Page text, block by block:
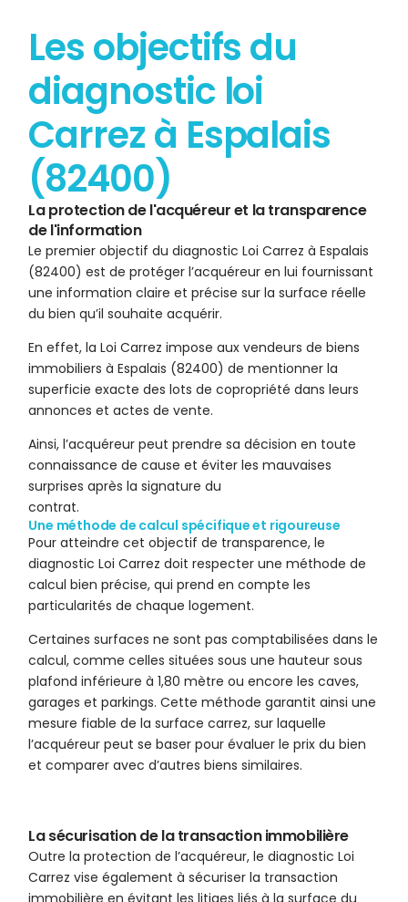
Les objectifs du
diagnostic loi
Carrez à Espalais
(82400)
La protection de l'acquéreur et la transparence
de l'information
Le premier objectif du diagnostic Loi Carrez à Espalais
(82400) est de protéger l’acquéreur en lui fournissant
une information claire et précise sur la surface réelle
du bien qu’il souhaite acquérir.
En effet, la Loi Carrez impose aux vendeurs de biens
immobiliers à Espalais (82400) de mentionner la
superficie exacte des lots de copropriété dans leurs
annonces et actes de vente.
Ainsi, l’acquéreur peut prendre sa décision en toute
connaissance de cause et éviter les mauvaises
surprises après la signature du
contrat.
Une méthode de calcul spécifique et rigoureuse
Pour atteindre cet objectif de transparence, le
diagnostic Loi Carrez doit respecter une méthode de
calcul bien précise, qui prend en compte les
particularités de chaque logement.
Certaines surfaces ne sont pas comptabilisées dans le
calcul, comme celles situées sous une hauteur sous
plafond inférieure à 1,80 mètre ou encore les caves,
garages et parkings. Cette méthode garantit ainsi une
mesure fiable de la surface carrez, sur laquelle
l’acquéreur peut se baser pour évaluer le prix du bien
et comparer avec d’autres biens similaires.
La sécurisation de la transaction immobilière
Outre la protection de l’acquéreur, le diagnostic Loi
Carrez vise également à sécuriser la transaction